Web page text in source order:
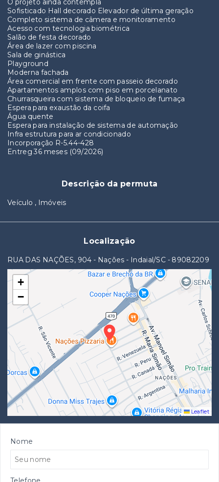
O projeto ainda contempla
Sofisticado Hall decorado Elevador de última geração
Completo sistema de câmera e monitoramento
Acesso com tecnologia biométrica
Salão de festa decorado
Área de lazer com piscina
Sala de ginástica
Playground
Moderna fachada
Área comercial em frente com passeio decorado
Apartamentos amplos com piso em porcelanato
Churrasqueira com sistema de bloqueio de fumaça
Espera para exaustão da coifa
Água quente
Espera para instalação de sistema de automação
Infra estrutura para ar condicionado
Incorporação R-5.44-428
Entreg 36 meses (09/2026)
Descrição da permuta
Veículo , Imóveis
Localização
RUA DAS NAÇÕES, 904 - Nações - Indaial/SC - 89082209
+
−
Leaflet
Nome